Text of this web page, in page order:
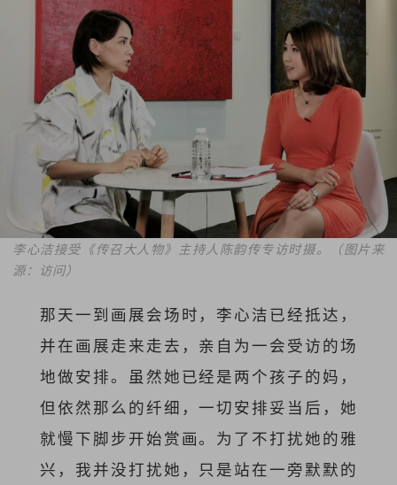
李心洁接受《传召大人物》主持人陈韵传专访时摄。（图片来
源：访问）
那天一到画展会场时，李心洁已经抵达，
并在画展走来走去，亲自为一会受访的场
地做安排。虽然她已经是两个孩子的妈，
但依然那么的纤细，一切安排妥当后，她
就慢下脚步开始赏画。为了不打扰她的雅
兴，我并没打扰她，只是站在一旁默默的